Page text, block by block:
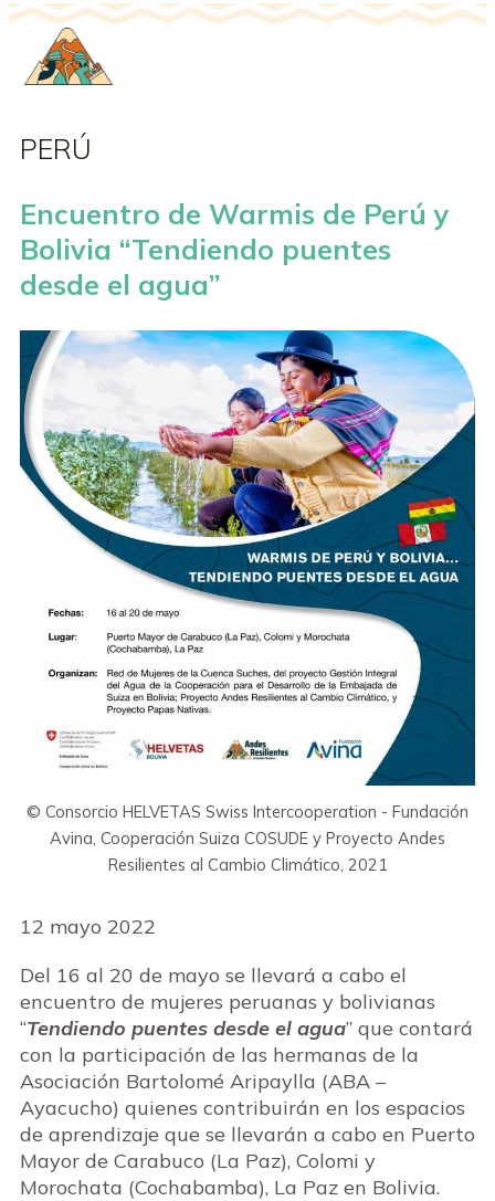
PERÚ
Encuentro de Warmis de Perú y
Bolivia “Tendiendo puentes
desde el agua”
© Consorcio HELVETAS Swiss Intercooperation - Fundación
Avina, Cooperación Suiza COSUDE y Proyecto Andes
Resilientes al Cambio Climático, 2021
12 mayo 2022
Del 16 al 20 de mayo se llevará a cabo el
encuentro de mujeres peruanas y bolivianas
“Tendiendo puentes desde el agua” que contará
con la participación de las hermanas de la
Asociación Bartolomé Aripaylla (ABA –
Ayacucho) quienes contribuirán en los espacios
de aprendizaje que se llevarán a cabo en Puerto
Mayor de Carabuco (La Paz), Colomi y
Morochata (Cochabamba), La Paz en Bolivia.